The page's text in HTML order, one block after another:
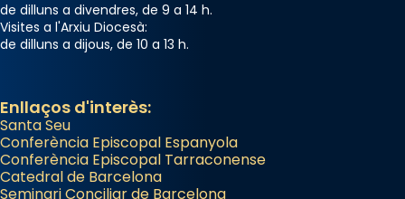
de dilluns a divendres, de 9 a 14 h.
Visites a l'Arxiu Diocesà:
de dilluns a dijous, de 10 a 13 h.
Enllaços d'interès:
Santa Seu
Conferència Episcopal Espanyola
Conferència Episcopal Tarraconense
Catedral de Barcelona
Seminari Conciliar de Barcelona